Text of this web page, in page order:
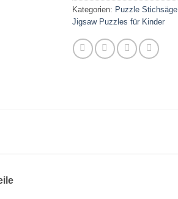
Kategorien: Puzzle Stichsäge,
Jigsaw Puzzles für Kinder